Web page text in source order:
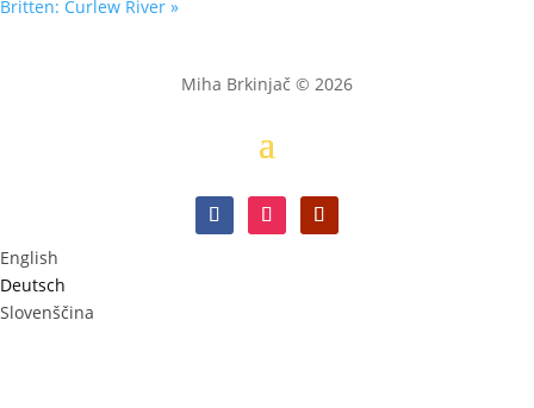
Britten: Curlew River »
Miha Brkinjač © 2026
English
Deutsch
Slovenščina